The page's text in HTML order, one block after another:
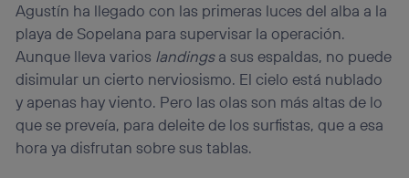
Agustín ha llegado con las primeras luces del alba a la
playa de Sopelana para supervisar la operación.
Aunque lleva varios landingsa sus espaldas, no puede
disimular un cierto nerviosismo. El cielo está nublado
y apenas hay viento. Pero las olas son más altas de lo
que se preveía, para deleite de los surfistas, que a esa
hora ya disfrutan sobre sus tablas.